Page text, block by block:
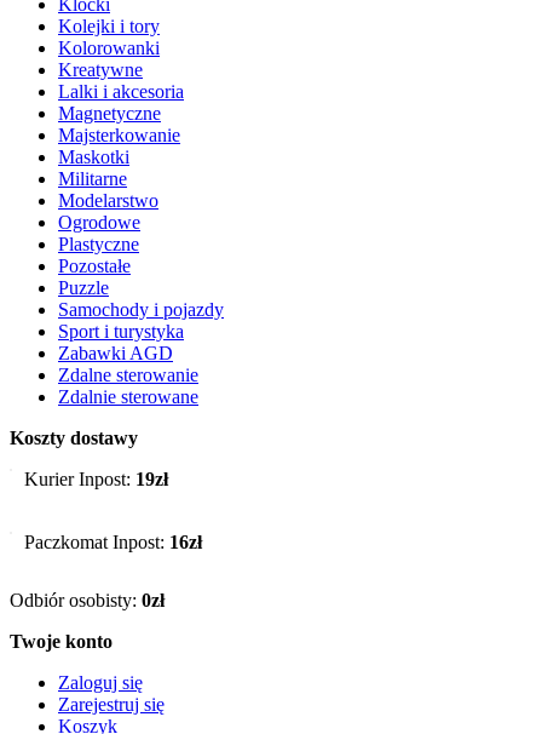
Klocki
Kolejki i tory
Kolorowanki
Kreatywne
Lalki i akcesoria
Magnetyczne
Majsterkowanie
Maskotki
Militarne
Modelarstwo
Ogrodowe
Plastyczne
Pozostałe
Puzzle
Samochody i pojazdy
Sport i turystyka
Zabawki AGD
Zdalne sterowanie
Zdalnie sterowane
Koszty dostawy
Kurier Inpost: 19zł
Paczkomat Inpost: 16zł
Odbiór osobisty: 0zł
Twoje konto
Zaloguj się
Zarejestruj się
Koszyk